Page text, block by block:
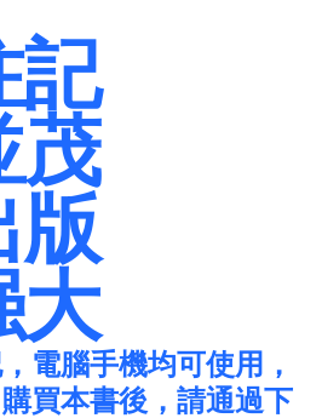
記
茂
版
大
電腦手機均可使用，
買本書後，請通過下